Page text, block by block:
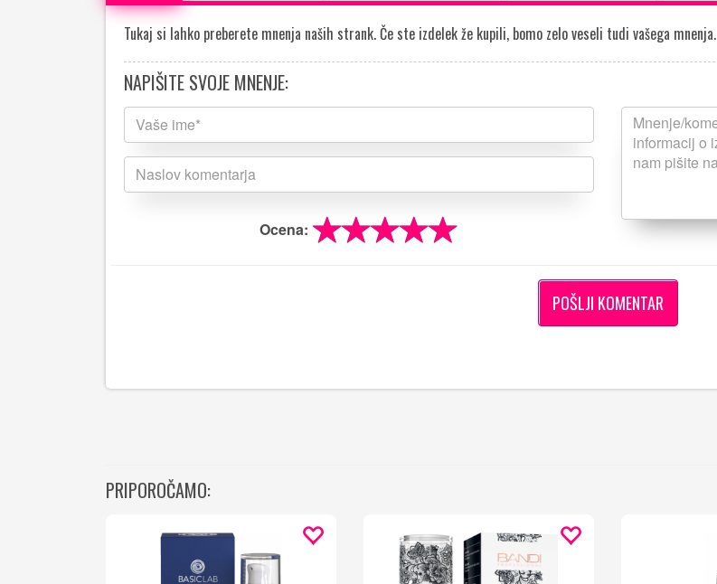
Tukaj si lahko preberete mnenja naših strank. Če ste izdelek že kupili, bomo zelo veseli tudi vašega mnenja.
NAPIŠITE SVOJE MNENJE:
Ocena:
PRIPOROČAMO: